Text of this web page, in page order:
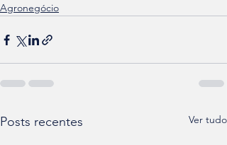
Agronegócio
Posts recentes Ver tudo